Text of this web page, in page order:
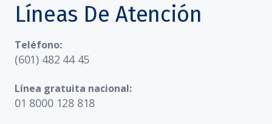
Líneas De Atención
Teléfono:
(601) 482 44 45
Línea gratuita nacional:
01 8000 128 818